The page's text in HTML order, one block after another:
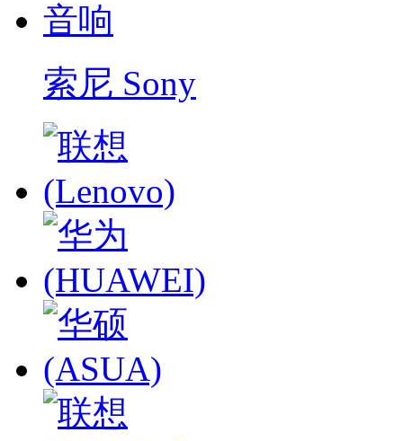
音响
索尼 Sony